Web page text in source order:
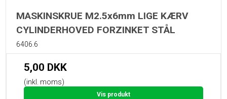
MASKINSKRUE M2.5x6mm LIGE KÆRV
CYLINDERHOVED FORZINKET STÅL
6406.6
5,00 DKK
(inkl. moms)
Vis produkt